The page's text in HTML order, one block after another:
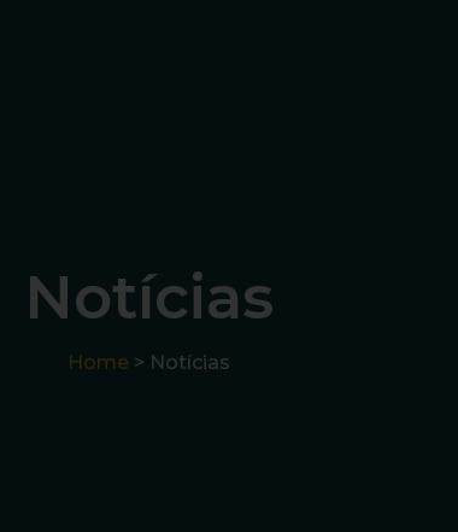
Notícias
Home > Notícias